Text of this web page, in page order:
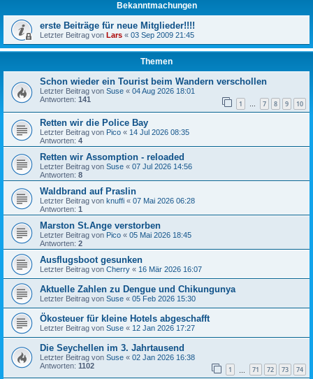
Bekanntmachungen
erste Beiträge für neue Mitglieder!!!!
Letzter Beitrag von Lars « 03 Sep 2009 21:45
Themen
Schon wieder ein Tourist beim Wandern verschollen
Letzter Beitrag von Suse « 04 Aug 2026 18:01
Antworten: 141 1 … 7 8 9 10
Retten wir die Police Bay
Letzter Beitrag von Pico « 14 Jul 2026 08:35
Antworten: 4
Retten wir Assomption - reloaded
Letzter Beitrag von Suse « 07 Jul 2026 14:56
Antworten: 8
Waldbrand auf Praslin
Letzter Beitrag von knuffi « 07 Mai 2026 06:28
Antworten: 1
Marston St.Ange verstorben
Letzter Beitrag von Pico « 05 Mai 2026 18:45
Antworten: 2
Ausflugsboot gesunken
Letzter Beitrag von Cherry « 16 Mär 2026 16:07
Aktuelle Zahlen zu Dengue und Chikungunya
Letzter Beitrag von Suse « 05 Feb 2026 15:30
Ökosteuer für kleine Hotels abgeschafft
Letzter Beitrag von Suse « 12 Jan 2026 17:27
Die Seychellen im 3. Jahrtausend
Letzter Beitrag von Suse « 02 Jan 2026 16:38
Antworten: 1102 1 71 72 73 74